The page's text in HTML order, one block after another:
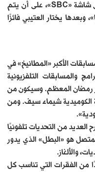
على المشاهدين المتابعين للبرنامج على شاشة «SBC»، على أن يتم
وبعدها يختار العتيبي فائزًا
الأكبر «المطانيخ» في
والمسابقات التلفزيونية
رمضان المعظم. وسيكون من
الكوميدية شيماء سيف. ومن
العديد من التحديات تلفونيًا
هو «البطل» الذي يدور
والألغاز.
من الفقرات التي تناسب كل